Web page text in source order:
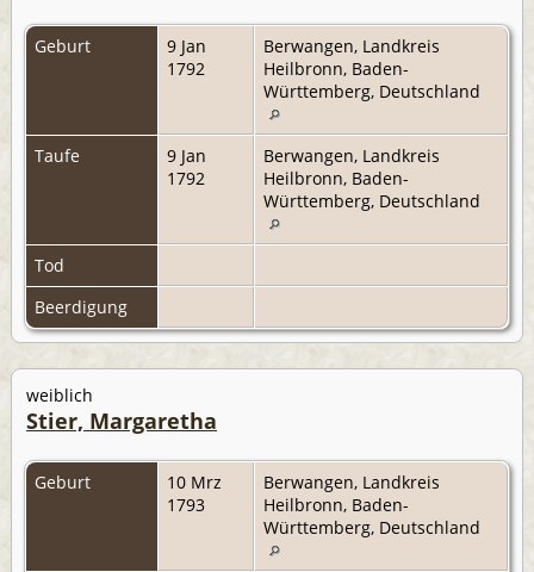
Geburt
9 Jan
1792
Berwangen, Landkreis
Heilbronn, Baden-
Württemberg, Deutschland
Taufe
9 Jan
1792
Berwangen, Landkreis
Heilbronn, Baden-
Württemberg, Deutschland
Tod
Beerdigung
weiblich
Stier, Margaretha
Geburt
10 Mrz
1793
Berwangen, Landkreis
Heilbronn, Baden-
Württemberg, Deutschland